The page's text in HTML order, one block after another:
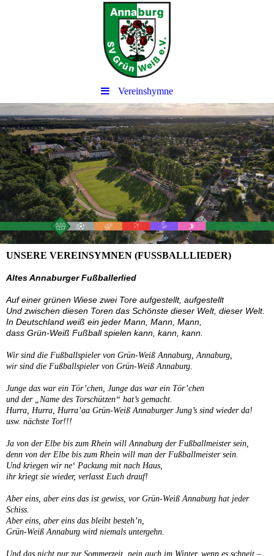
Vereinshymne
UNSERE VEREINSYMNEN (FUSSBALLLIEDER)
Altes Annaburger Fußballerlied
Auf einer grünen Wiese zwei Tore aufgestellt, aufgestellt
Und zwischen diesen Toren das Schönste dieser Welt, dieser Welt.
In Deutschland weiß ein jeder Mann, Mann, Mann,
dass Grün-Weiß Fußball spielen kann, kann, kann.
Wir sind die Fußballspieler von Grün-Weiß Annaburg, Annaburg,
wir sind die Fußballspieler von Grün-Weiß Annaburg.
Junge das war ein Tör’chen, Junge das war ein Tör’chen
und der „Name des Torschützen“ hat’s gemacht.
Hurra, Hurra, Hurra’aa Grün-Weiß Annaburger Jung’s sind wieder da!
usw. nächste Tor!!!
Ja von der Elbe bis zum Rhein will Annaburg der Fußballmeister sein,
denn von der Elbe bis zum Rhein will man der Fußballmeister sein.
Und kriegen wir ne‘ Packung mit nach Haus,
ihr kriegt sie wieder, verlasst Euch drauf!
Aber eins, aber eins das ist gewiss, vor Grün-Weiß Annaburg hat jeder
Schiss.
Aber eins, aber eins das bleibt besteh’n,
Grün-Weiß Annaburg wird niemals untergehn.
Und das nicht nur zur Sommerzeit, nein auch im Winter, wenn es schneit –